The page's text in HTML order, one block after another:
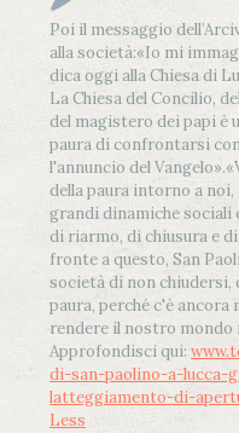
Poi il messaggio
alla società:«Io mi
dica oggi alla Chiesa di
La Chiesa del Concilio,
del magistero dei papi è
paura di confrontarsi
l'annuncio del Vangelo».
della paura intorno a noi,
grandi dinamiche sociali
di riarmo, di chiusura e
fronte a questo, San
società di non chiudersi,
paura, perché c'è ancora
rendere il nostro mondo
Approfondisci qui:
di-san-paolino-a-
latteggiamento-di-
Less